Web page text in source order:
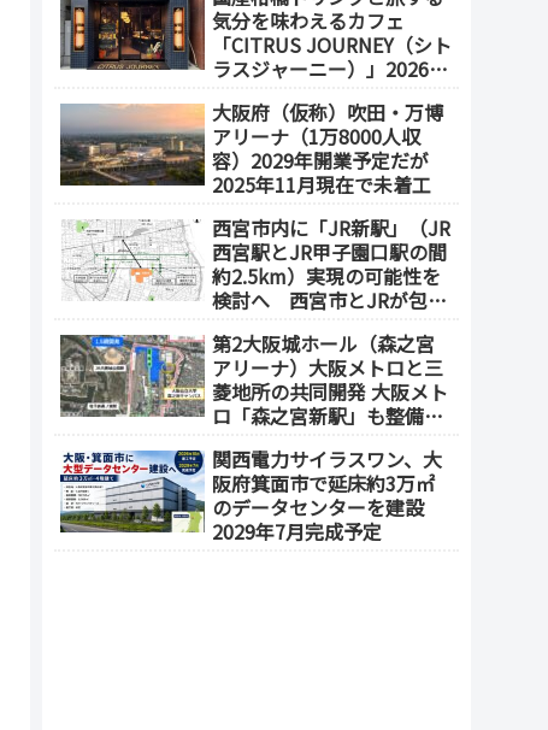
気分を味わえるカフェ
「CITRUS JOURNEY（シト
ラスジャーニー）」2026年
メトロ「本町駅」徒歩1
分）
大阪府（仮称）吹田・万博
アリーナ（1万8000人収
容）2029年開業予定だが
2025年11月現在で未着工
西宮市内に「JR新駅」（JR
西宮駅とJR甲子園口駅の間
約2.5km）実現の可能性を
検討へ 西宮市とJRが包括
町外工場等跡地）
第2大阪城ホール（森之宮
アリーナ）大阪メトロと三
菱地所の共同開発 大阪メト
ロ「森之宮新駅」も整備へ
度以降の開業（大阪城東部
地区1.5期開発）
関西電力サイラスワン、大
阪府箕面市で延床約3万㎡
のデータセンターを建設
2029年7月完成予定